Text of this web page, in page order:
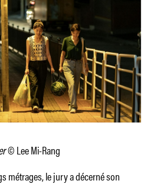
© Lee Mi-Rang
métrages, le jury a décerné son